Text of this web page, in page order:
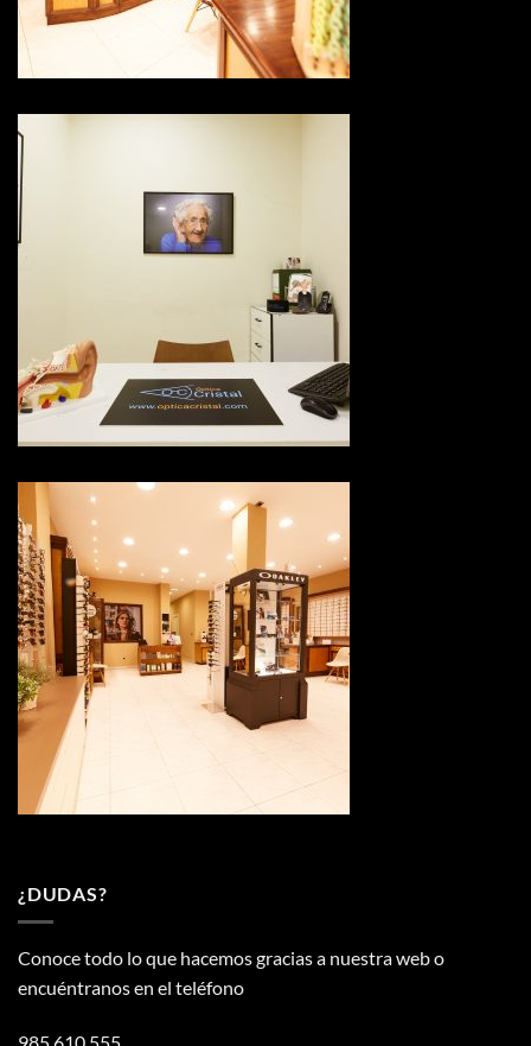
¿DUDAS?
Conoce todo lo que hacemos gracias a nuestra web o
encuéntranos en el teléfono